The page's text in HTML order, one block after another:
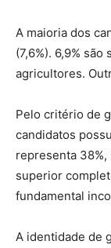
A maioria dos
(7,6%). 6,9%
agricultores.
Pelo critério de
candidatos
representa
superior
fundamental
A identidade de